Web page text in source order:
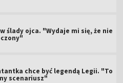
ślady ojca. "Wydaje mi się, że nie
chce być legendą Legii. "To
scenariusz"